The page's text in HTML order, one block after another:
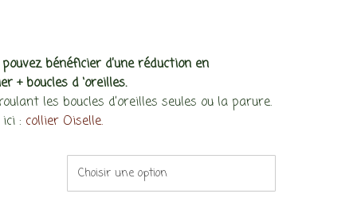
bénéficier d’une réduction en
+ boucles d ‘oreilles.
les boucles d’oreilles seules ou la parure.
: collier Oiselle.